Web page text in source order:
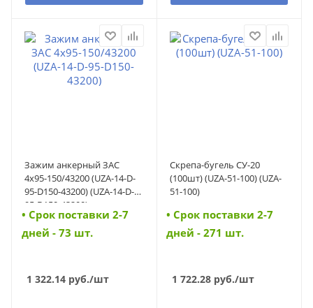
Зажим анкерный ЗАС
4х95-150/43200 (UZA-14-D-
95-D150-43200) (UZA-14-D-
95-D150-43200)
• Cрок поставки 2-7
дней - 73 шт.
1 322.14 руб./шт
Скрепа-бугель СУ-20
(100шт) (UZA-51-100) (UZA-
51-100)
• Cрок поставки 2-7
дней - 271 шт.
1 722.28руб./шт